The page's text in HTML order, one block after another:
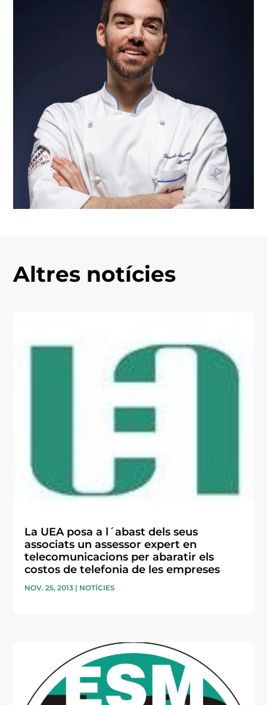
Altres notícies
La UEA posa a l´abast dels seus
associats un assessor expert en
telecomunicacions per abaratir els
costos de telefonia de les empreses
NOV. 25, 2013 | NOTÍCIES